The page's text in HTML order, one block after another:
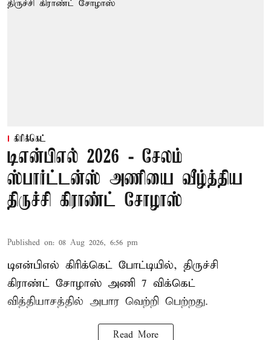
கிரிக்கெட்
டிஎன்பிஎல் 2026 - சேலம்
ஸ்பார்ட்டன்ஸ் அணியை வீழ்த்திய
திருச்சி கிராண்ட் சோழாஸ்
Published on: 08 Aug 2026, 6:56 pm
டிஎன்பிஎல் கிரிக்கெட் போட்டியில், திருச்சி
கிராண்ட் சோழாஸ் அணி 7 விக்கெட்
வித்தியாசத்தில் அபார வெற்றி பெற்றது.
Read More